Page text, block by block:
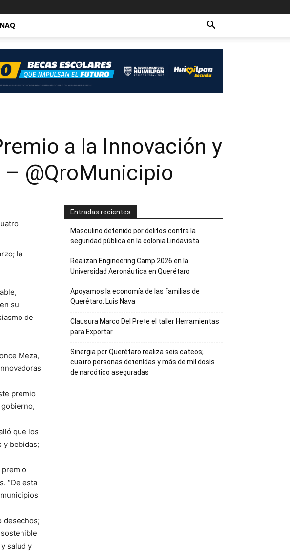
a la Innovación y
@QroMunicipio
la
su
de
Meza,
premio
que los
y bebidas;
premio
“De esta
desechos;
salud y
Entradas recientes
Masculino detenido por delitos contra la
seguridad pública en la colonia Lindavista
Realizan Engineering Camp 2026 en la
Universidad Aeronáutica en Querétaro
Apoyamos la economía de las familias de
Querétaro: Luis Nava
Clausura Marco Del Prete el taller Herramientas
para Exportar
Sinergia por Querétaro realiza seis cateos;
cuatro personas detenidas y más de mil dosis
de narcótico aseguradas